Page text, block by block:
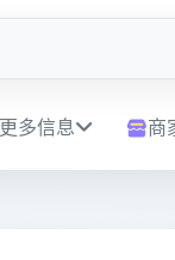
更多信息 商